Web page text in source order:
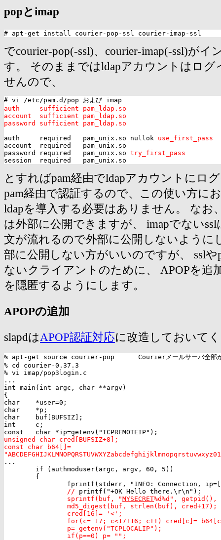
popとimap
でcourier-pop(-ssl)、courier-imap(-ssl)がイ
す。 そのままではldapアカウントはログ
せんので、
auth     sufficient pam_ldap.so
account  sufficient pam_ldap.so
password sufficient pam_ldap.so
auth     required   pam_unix.so nullok use_first_pass
account  required   pam_unix.so
password required   pam_unix.so try_first_pass
とすればpam経由でldapアカウントにロ
pam経由で認証するので、この使い方に
ldapを導入する必要はありません。 なお
は外部に公開できますが、 imapでない
文が流れるので外部に公開しないように
部に公開しない方がいいのですが、 ssl
ないクライアントのために、 APOPを追
を隠匿するようにします。
APOPの追加
slapdは APOP認証対応に改造しておいて
% apt-get source courier-pop      Courierメールサーバ全部が
% cd courier-0.37.3
% vi imap/pop3login.c
...
int main(int argc, char **argv)
{
char    *user=0;
char    *p;
char    buf[BUFSIZ];
int     c;
unsigned char cred[BUFSIZ+8];
const char b64[]=
...
        if (authmoduser(argc, argv, 60, 5))
        {
fprintf(stderr, "INFO: Connection,
//
                sprintf(buf, "
MYSECRET%d%d",
                md5_digest(buf, strlen(buf), cred+17);
                cred[16]= '<';
for(c= 17; c<17+16; c++) cred[c]=
                p= getenv("TCPLOCALIP");
                if(p==0) p= "";